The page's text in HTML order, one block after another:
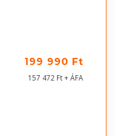
199 990 Ft
157 472 Ft + ÁFA